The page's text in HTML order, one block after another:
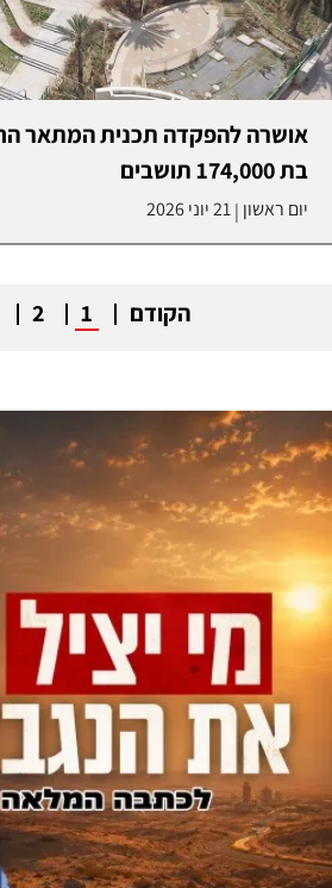
אושרה להפקדה תכנית המתאר
בת 174,000 תושבים
יום ראשון |21 יוני 2026
הקודם 1
2